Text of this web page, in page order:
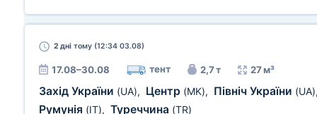
2 дні тому (12:34 03.08)
17.08–30.08 тент 2,7 т 27 м³
Захід України (UA), Центр (MK), Північ України (UA)
Румунія (IT), Туреччина (TR)